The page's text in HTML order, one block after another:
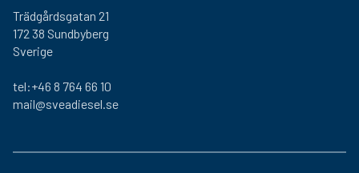
Trädgårdsgatan 21
172 38 Sundbyberg
Sverige
tel:+46 8 764 66 10
mail@sveadiesel.se